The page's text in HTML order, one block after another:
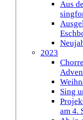
Aus
2023
Sing
am 4.